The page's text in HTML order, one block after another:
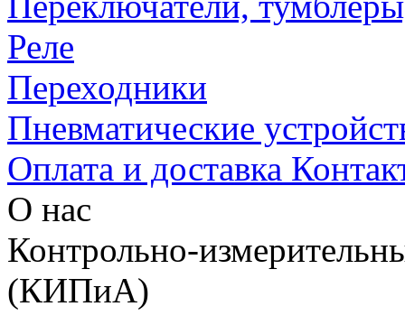
Реле
Переходники
Пневматические
Оплата и доставка
О нас
Контрольно-
(КИПиА)